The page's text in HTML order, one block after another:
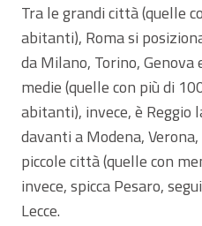
Tra le grandi città (quelle
abitanti), Roma si
da Milano, Torino, Genova
medie (quelle con più di
abitanti), invece, è Reggio
davanti a Modena,
piccole città (quelle con
invece, spicca Pesaro,
Lecce.